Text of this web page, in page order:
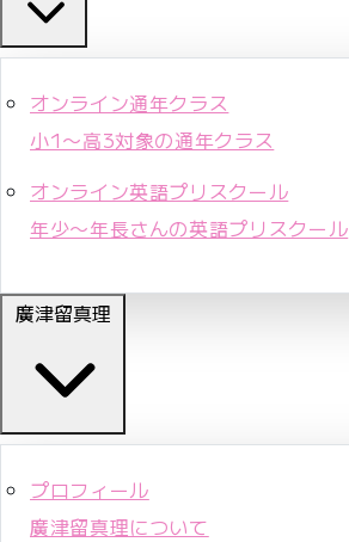
オンライン通年クラス
小1〜高3対象の通年クラス
オンライン英語プリスクール
年少〜年長さんの英語プリスクール
廣津留真理
プロフィール
廣津留真理について